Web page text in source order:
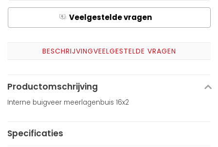
Q Veelgestelde vragen
BESCHRIJVINGVEELGESTELDE VRAGEN
Productomschrijving
Interne buigveer meerlagenbuis 16x2
Specificaties